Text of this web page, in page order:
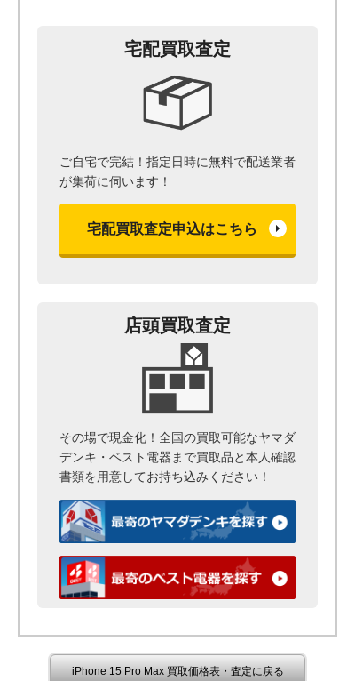
宅配買取査定
ご自宅で完結！指定日時に無料で配送業者
が集荷に伺います！
宅配買取査定申込はこちら
店頭買取査定
その場で現金化！全国の買取可能なヤマダ
デンキ・ベスト電器まで買取品と本人確認
書類を用意してお持ち込みください！
iPhone 15 Pro Max 買取価格表・査定に戻る